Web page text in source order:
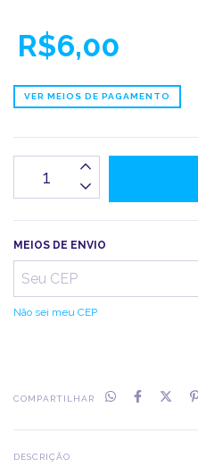
R$6,00
VER MEIOS DE PAGAMENTO
MEIOS DE ENVIO
Não sei meu CEP
COMPARTILHAR
DESCRIÇÃO